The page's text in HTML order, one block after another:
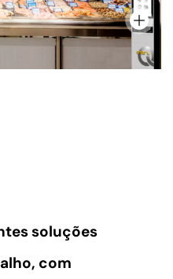
soluções
com